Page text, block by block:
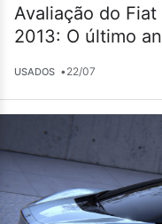
Avaliação do
2013: O último
USADOS •22/07